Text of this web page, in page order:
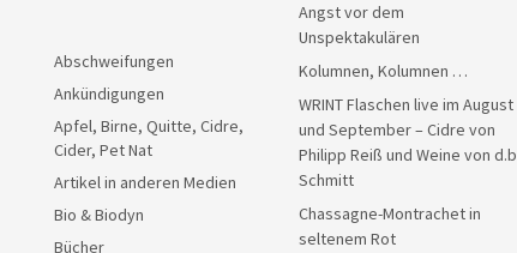
Abschweifungen
Ankündigungen
Apfel, Birne, Quitte, Cidre,
Cider, Pet Nat
Artikel in anderen Medien
Bio & Biodyn
Bücher
Angst vor dem
Unspektakulären
Kolumnen, Kolumnen …
WRINT Flaschen live im August
und September – Cidre von
Philipp Reiß und Weine von d.b
Schmitt
Chassagne-Montrachet in
seltenem Rot